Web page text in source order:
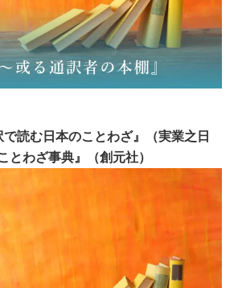
読む日本のことわざ』（実業之日
とわざ事典』（創元社）